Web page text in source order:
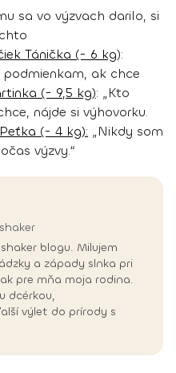
sa vo výzvach darilo, si
Tánička (- 6 kg):
ak chce
(- 9,5 kg): „Kto
nájde si výhovorku.
(- 4 kg): „Nikdy som
výzvy.“
blogu. Milujem
a západy slnka pri
pre mňa moja rodina.
dcérkou,
výlet do prírody s